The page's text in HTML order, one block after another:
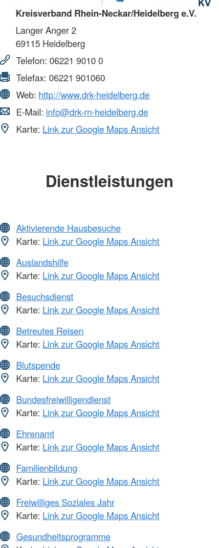
Kreisverband Rhein-Neckar/Heidelberg e.V.
Langer Anger 2
69115 Heidelberg
Telefon: 06221 9010 0
Telefax: 06221 901060
Web: http://www.drk-heidelberg.de
E-Mail: info@drk-rn-heidelberg.de
Karte: Link zur Google Maps Ansicht
Dienstleistungen
Aktivierende Hausbesuche
Karte: Link zur Google Maps Ansicht
Auslandshilfe
Karte: Link zur Google Maps Ansicht
Besuchsdienst
Karte: Link zur Google Maps Ansicht
Betreutes Reisen
Karte: Link zur Google Maps Ansicht
Blutspende
Karte: Link zur Google Maps Ansicht
Bundesfreiwilligendienst
Karte: Link zur Google Maps Ansicht
Ehrenamt
Karte: Link zur Google Maps Ansicht
Familienbildung
Karte: Link zur Google Maps Ansicht
Freiwilliges Soziales Jahr
Karte: Link zur Google Maps Ansicht
Gesundheitsprogramme